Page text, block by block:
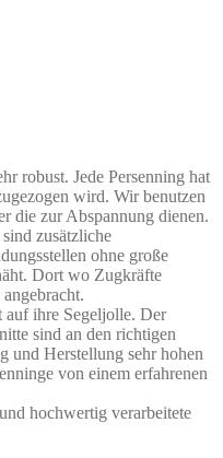
robust. Jede Persenning hat
wird. Wir benutzen
die zur Abspannung dienen.
zusätzliche
ohne große
Dort wo Zugkräfte
auf ihre Segeljolle. Der
sind an den richtigen
und Herstellung sehr hohen
von einem erfahrenen
hochwertig verarbeitete